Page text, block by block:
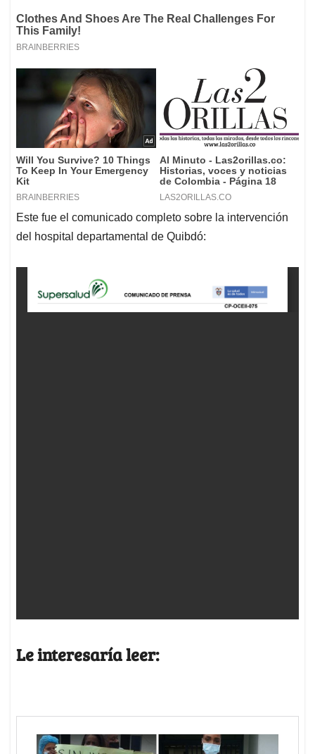
Este fue el comunicado completo sobre la intervención
del hospital departamental de Quibdó:
Le interesaría leer: